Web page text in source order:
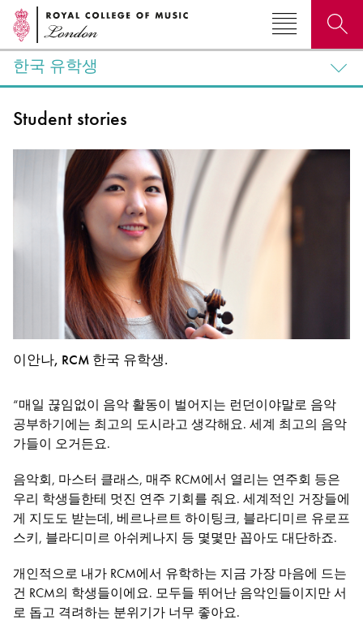
Why not explore...
Bachelor of Music
programme
What's On
Discover our Museum
News: Awarded Queen
한국 유학생
Student stories
이안나, RCM 한국 유학생.
“매일 끊임없이 음악 활동이 벌어지는 런던이야말로 음악
공부하기에는 최고의 도시라고 생각해요. 세계 최고의 음악
가들이 오거든요.
음악회, 마스터 클래스, 매주 RCM에서 열리는 연주회 등은
우리 학생들한테 멋진 연주 기회를 줘요. 세계적인 거장들에
게 지도도 받는데, 베르나르트 하이팅크, 블라디미르 유로프
스키, 블라디미르 아쉬케나지 등 몇몇만 꼽아도 대단하죠.
개인적으로 내가 RCM에서 유학하는 지금 가장 마음에 드는
건 RCM의 학생들이에요. 모두들 뛰어난 음악인들이지만 서
로 돕고 격려하는 분위기가 너무 좋아요.